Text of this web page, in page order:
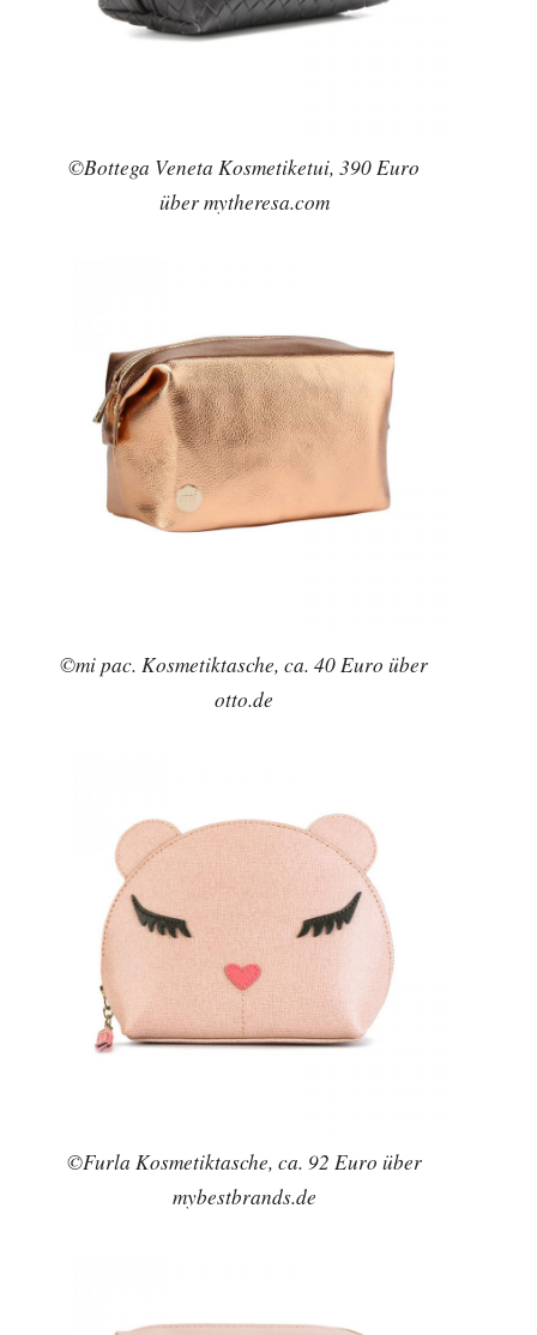
©Bottega Veneta Kosmetiketui, 390 Euro
über mytheresa.com
©mi pac. Kosmetiktasche, ca. 40 Euro über
otto.de
©Furla Kosmetiktasche, ca. 92 Euro über
mybestbrands.de